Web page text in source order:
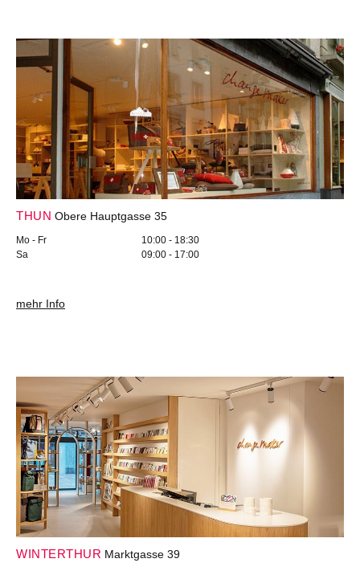
THUN Obere Hauptgasse 35
Mo - Fr
10:00 - 18:30
Sa
09:00 - 17:00
mehr Info
WINTERTHUR Marktgasse 39